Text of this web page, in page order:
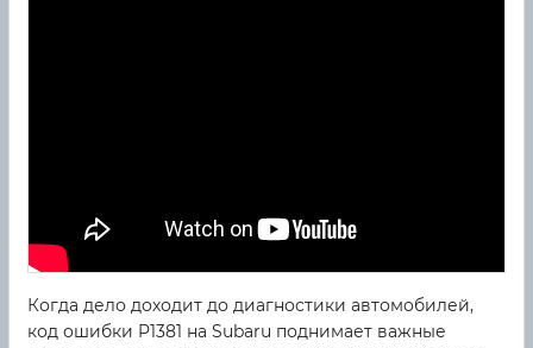
Когда дело доходит до диагностики автомобилей,
код ошибки P1381 на Subaru поднимает важные